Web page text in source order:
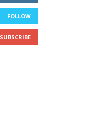
FOLLOW
SUBSCRIBE